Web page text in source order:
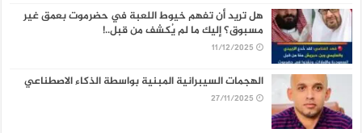
هل تريد أن تفهم خيوط اللعبة في حضرموت بعمق غير
مسبوق؟ إليك ما لم يُكشف من قبل..!
11/12/2025
الهجمات السيبرانية المبنية بواسطة الذكاء الاصطناعي
27/11/2025